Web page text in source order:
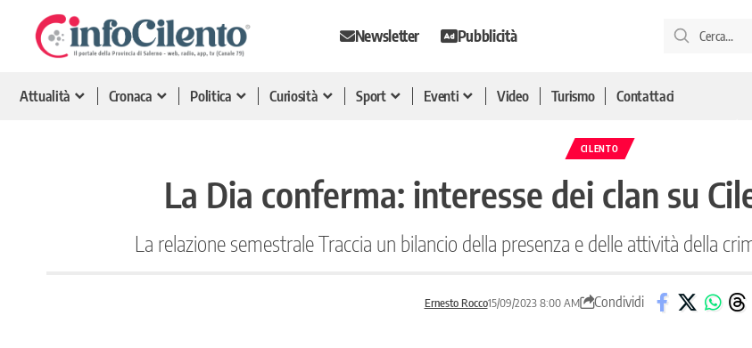
Newsletter Pubblicità
Attualità Cronaca Politica Curiosità Sport Eventi Video Turismo Contattaci
CILENTO
La Dia conferma: interesse dei clan su
La relazione semestrale Traccia un bilancio della presenza e delle attività della
Ernesto Rocco15/09/2023 8:00 AM Condividi